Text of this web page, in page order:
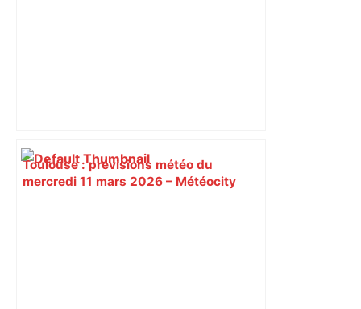
Toulouse : prévisions météo du
mercredi 11 mars 2026 – Météocity